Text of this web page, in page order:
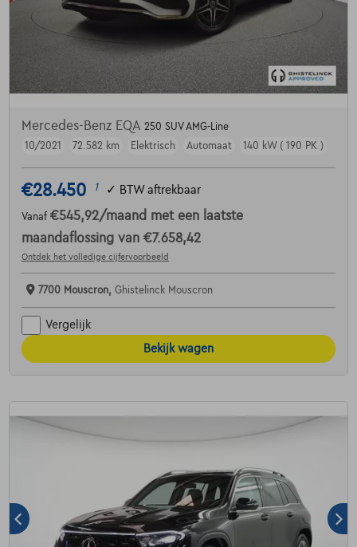
Mercedes-Benz EQA 250 SUV AMG-Line
10/2021
72.582 km Elektrisch Automaat 140 kW ( 190 PK )
€28.450 1 ✓ BTW aftrekbaar
Vanaf €545,92/maand met een laatste
maandaflossing van €7.658,42
Ontdek het volledige cijfervoorbeeld
7700 Mouscron, Ghistelinck Mouscron
Vergelijk
Bekijk wagen